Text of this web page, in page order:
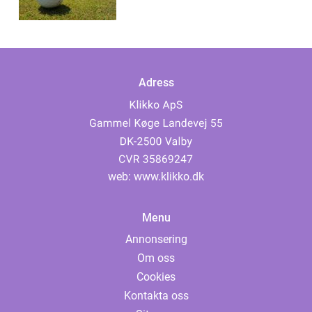
Adress
web: www.klikko.dk
Menu
Annonsering
Om oss
Cookies
Kontakta oss